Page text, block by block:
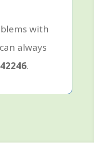
with
always
.